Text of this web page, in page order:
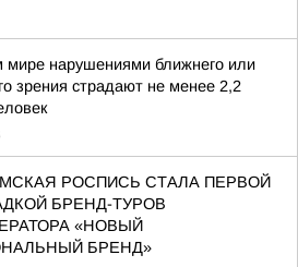
мире нарушениями ближнего или
зрения страдают не менее 2,2
РОСПИСЬ СТАЛА ПЕРВОЙ
БРЕНД-ТУРОВ
«НОВЫЙ
БРЕНД»